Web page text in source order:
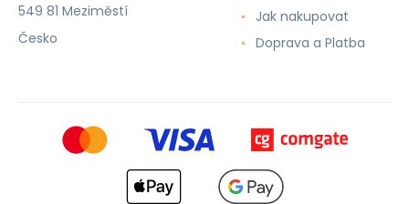
549 81 Meziměstí
Česko
Jak nakupovat
Doprava a Platba